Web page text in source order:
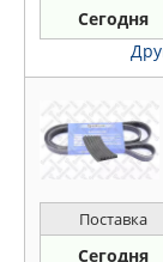
Сегодня
Поставка
Сегодня